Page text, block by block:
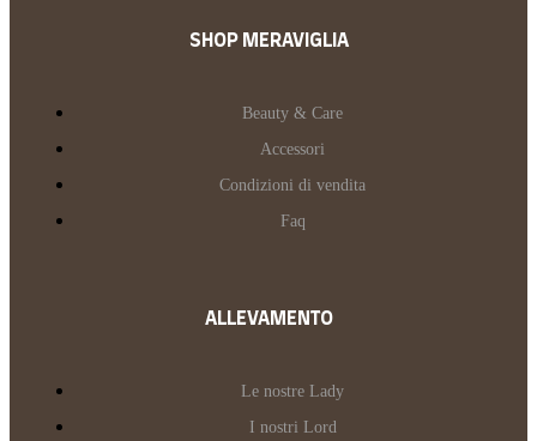
SHOP MERAVIGLIA
Beauty & Care
Accessori
Condizioni di vendita
Faq
ALLEVAMENTO
Le nostre Lady
I nostri Lord